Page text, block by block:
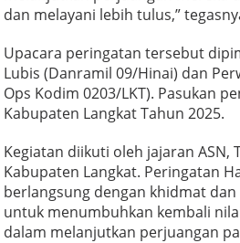
dan melayani lebih tulus,”
Upacara peringatan tersebut
Lubis (Danramil 09/Hinai) dan
Ops Kodim 0203/LKT). Pasukan
Kabupaten Langkat Tahun 2025.
Kegiatan diikuti oleh jajaran ASN,
Kabupaten Langkat. Peringatan
berlangsung dengan khidmat
untuk menumbuhkan kembali
dalam melanjutkan perjuangan